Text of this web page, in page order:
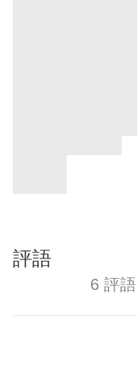
評語
6 評語